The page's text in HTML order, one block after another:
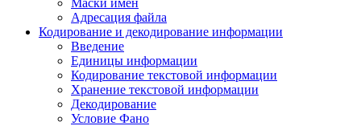
Маски имен
Адресация файла
Кодирование и декодирование информации
Введение
Единицы информации
Кодирование текстовой информации
Хранение текстовой информации
Декодирование
Условие Фано